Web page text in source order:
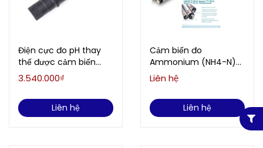
Điện cực đo pH thay
thế được cảm biến
Sensorex S8000CD (0-
S8000CD
3.540.000₫
Liên hệ
Cảm biến đo
Ammonium (NH4-N)
WTW/Xylem Analytics
AmmoLyt®Plus 700 IQ
Liên hệ
Liên hệ